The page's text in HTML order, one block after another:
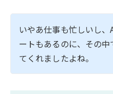
いやあ仕事も忙しいし、
ートもあるのに、その中
てくれましたよね。